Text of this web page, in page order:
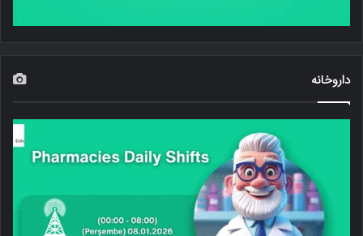
داروخانه